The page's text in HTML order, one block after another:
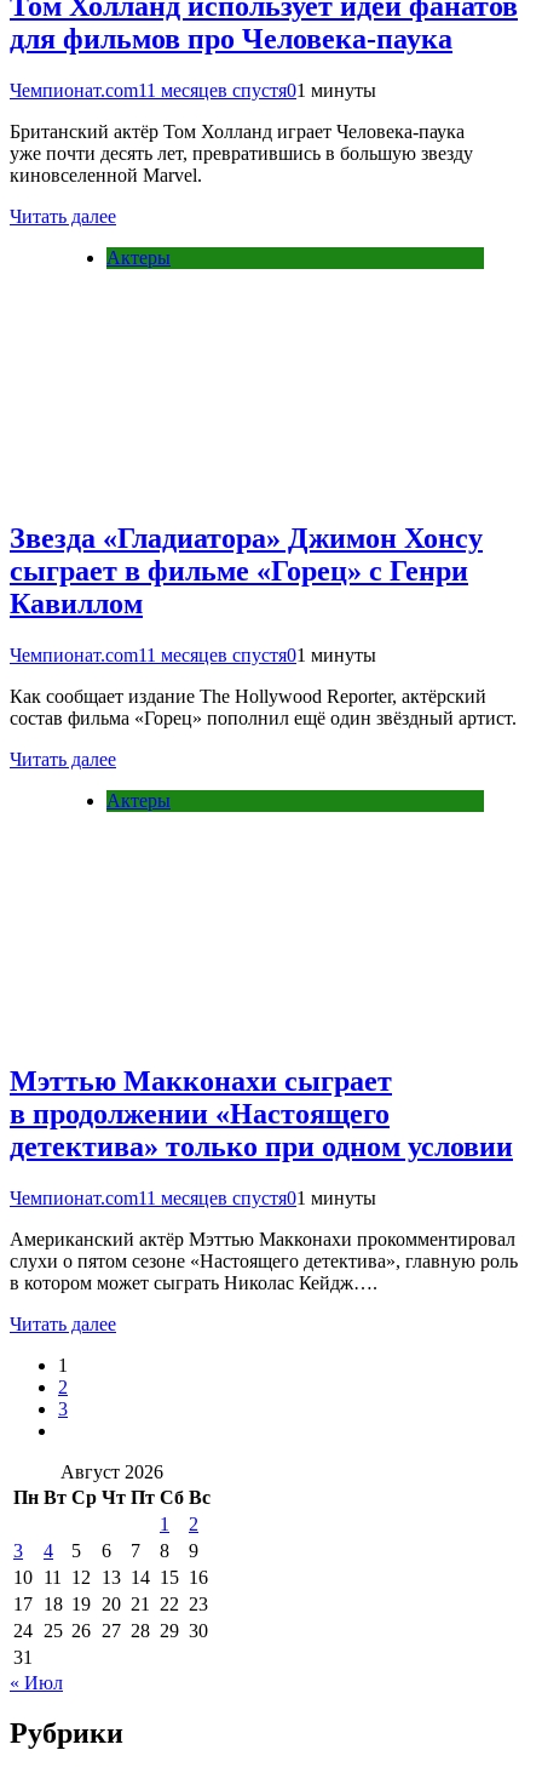
Том Холланд использует идеи фанатов
для фильмов про Человека-паука
Чемпионат.com11 месяцев спустя01 минуты
Британский актёр Том Холланд играет Человека-паука
уже почти десять лет, превратившись в большую звезду
киновселенной Marvel.
Читать далее
Актеры
Звезда «Гладиатора» Джимон Хонсу
сыграет в фильме «Горец» с Генри
Кавиллом
Чемпионат.com11 месяцев спустя01 минуты
Как сообщает издание The Hollywood Reporter, актёрский
состав фильма «Горец» пополнил ещё один звёздный артист.
Читать далее
Актеры
Мэттью Макконахи сыграет
в продолжении «Настоящего
детектива» только при одном условии
Чемпионат.com11 месяцев спустя01 минуты
Американский актёр Мэттью Макконахи прокомментировал
слухи о пятом сезоне «Настоящего детектива», главную роль
в котором может сыграть Николас Кейдж….
Читать далее
1
2
3
Август 2026
Пн Вт Ср Чт Пт Сб Вс
1
2
3
4 5 6 7 8
9
10 11 12 13 14 15 16
17 18 19 20 21 22 23
24 25 26 27 28 29 30
31
« Июл
Рубрики